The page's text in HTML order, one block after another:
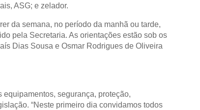
ASG; e zelador.
da semana, no período da manhã ou tarde,
pela Secretaria. As orientações estão sob os
Dias Sousa e Osmar Rodrigues de Oliveira
segurança, proteção,
“Neste primeiro dia convidamos todos